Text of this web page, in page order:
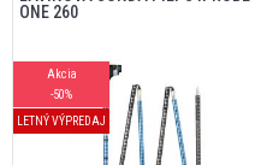
ONE 260
Akcia
-50%
LETNÝ VÝPREDAJ